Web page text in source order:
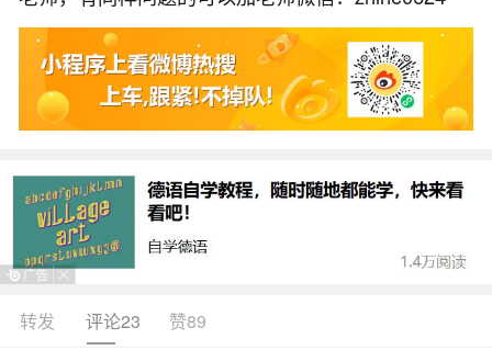
生活中像兔年犯太岁的属相都是很常见的问
转发 评论23 赞89